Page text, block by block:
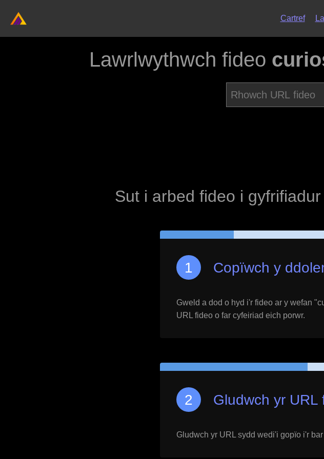
Cartref
Lawrlwythwch fideo
Sut i arbed fideo i
Copïwch y
Gweld a dod o hyd i'r fideo ar y wefan "
URL fideo o far cyfeiriad eich porwr.
Gludwch yr URL
Gludwch yr URL sydd wedi'i gopïo i'r